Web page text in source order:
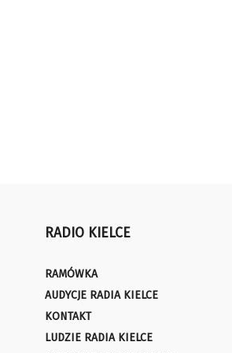
RADIO KIELCE
RAMÓWKA
AUDYCJE RADIA KIELCE
KONTAKT
LUDZIE RADIA KIELCE